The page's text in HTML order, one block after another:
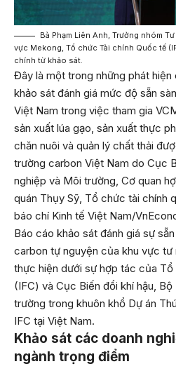
Bà Phạm Liên Anh, Trưởng nhóm
vực Mekong, Tổ chức Tài chính Quốc tế
chính từ khảo sát.
Đây là một trong những phát
khảo sát đánh giá mức độ sẵn
Việt Nam trong việc tham gia
sản xuất lúa gạo, sản xuất thực
chăn nuôi và quản lý chất thải
trường carbon Việt Nam do Cục
nghiệp và Môi trường, Cơ quan
quán Thụy Sỹ, Tổ chức tài chính
báo chí Kinh tế Việt Nam/
Báo cáo khảo sát đánh giá sự
carbon tự nguyện của khu vực tư
thực hiện dưới sự hợp tác của
(IFC) và Cục Biến đổi khí hậu,
trường trong khuôn khổ Dự án
IFC tại Việt Nam.
Khảo sát các doanh
ngành trọng điểm